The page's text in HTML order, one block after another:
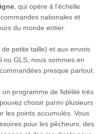
, qui opère à l'échelle
nationales et
du monde entier.
petite taille) et aux envois
ou GLS, nous sommes en
presque partout.
programme de fidélité très
choisir parmi plusieurs
les points accumulés. Vous
pour les pêcheurs, des